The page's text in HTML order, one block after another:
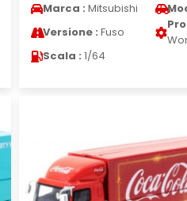
Marca : Mitsubishi
Versione : Fuso
Scala : 1/64